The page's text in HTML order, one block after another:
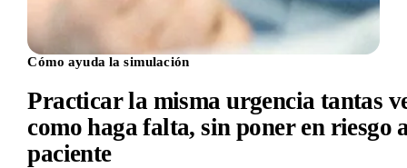
Cómo ayuda la simulación
Practicar la misma urgencia tantas
como haga falta, sin poner en riesgo
paciente